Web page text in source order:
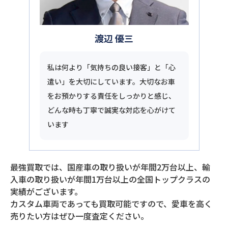
渡辺 優三
私は何より「気持ちの良い接客」と「心
遣い」を大切にしています。大切なお車
をお預かりする責任をしっかりと感じ、
どんな時も丁寧で誠実な対応を心がけて
います
最強買取では、国産車の取り扱いが年間2万台以上、輸
入車の取り扱いが年間1万台以上の全国トップクラスの
実績がございます。
カスタム車両であっても買取可能ですので、愛車を高く
売りたい方はぜひ一度査定ください。